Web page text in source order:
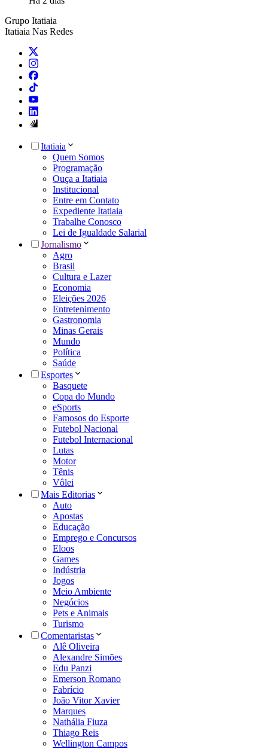
Grupo Itatiaia
Itatiaia Nas Redes
Itatiaia
Quem Somos
Programação
Ouça a Itatiaia
Institucional
Entre em Contato
Expediente Itatiaia
Trabalhe Conosco
Lei de Igualdade Salarial
Jornalismo
Agro
Brasil
Cultura e Lazer
Economia
Eleições 2026
Entretenimento
Gastronomia
Minas Gerais
Mundo
Política
Saúde
Esportes
Basquete
Copa do Mundo
eSports
Famosos do Esporte
Futebol Nacional
Futebol Internacional
Lutas
Motor
Tênis
Vôlei
Mais Editorias
Auto
Apostas
Educação
Emprego e Concursos
Eloos
Games
Indústria
Jogos
Meio Ambiente
Negócios
Pets e Animais
Turismo
Comentaristas
Alê Oliveira
Alexandre Simões
Edu Panzi
Emerson Romano
Fabrício
João Vitor Xavier
Marques
Nathália Fiuza
Thiago Reis
Wellington Campos